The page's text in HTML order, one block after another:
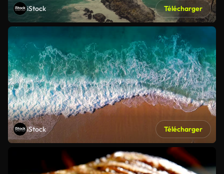
iStock Télécharger
iStock Télécharger